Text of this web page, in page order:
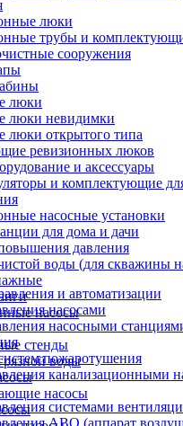
люки
трубы и
сооружения
люки
люки невидимки
люки открытого типа
ревизионных люков
и аксессуары
и комплектующие
насосные установки
для дома и дачи
давления
воды (для скважины
насосы
стенды
воды
насосы
и автоматизации
насосами
насосными
пожаротушения
канализационными
системами
АВО (аппарат